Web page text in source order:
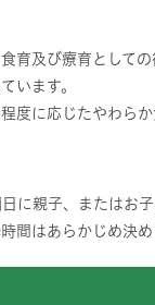
育及び療育としての
います。
度に応じたやわら
に親子、またはお
間はあらかじめ決め